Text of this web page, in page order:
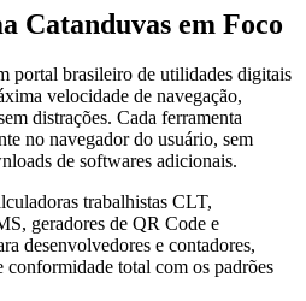
Catanduvas em Foco
portal brasileiro de utilidades digitais
velocidade de navegação,
distrações. Cada ferramenta
no navegador do usuário, sem
de softwares adicionais.
trabalhistas CLT,
geradores de QR Code e
desenvolvedores e contadores,
conformidade total com os padrões